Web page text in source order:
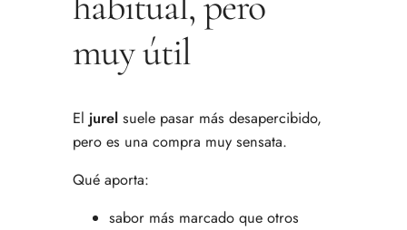
muy útil
El jurel suele pasar más desapercibido,
pero es una compra muy sensata.
Qué aporta:
sabor más marcado que otros